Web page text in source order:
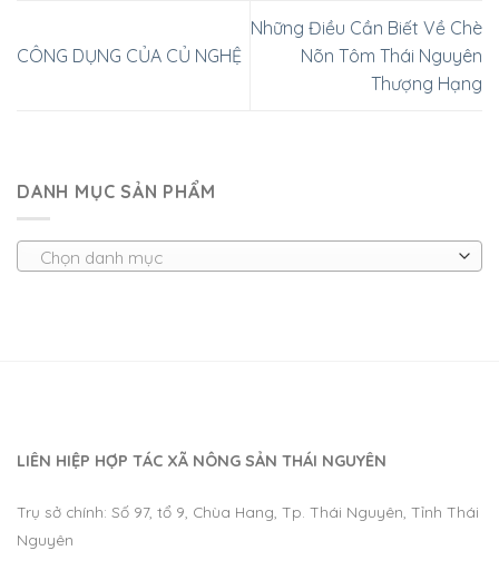
CÔNG DỤNG CỦA CỦ NGHỆ
Những Điều Cần Biết Về Chè
Nõn Tôm Thái Nguyên
Thượng Hạng
DANH MỤC SẢN PHẨM
Chọn danh mục
LIÊN HIỆP HỢP TÁC XÃ NÔNG SẢN THÁI NGUYÊN
Trụ sở chính: Số 97, tổ 9, Chùa Hang, Tp. Thái Nguyên, Tỉnh Thái
Nguyên